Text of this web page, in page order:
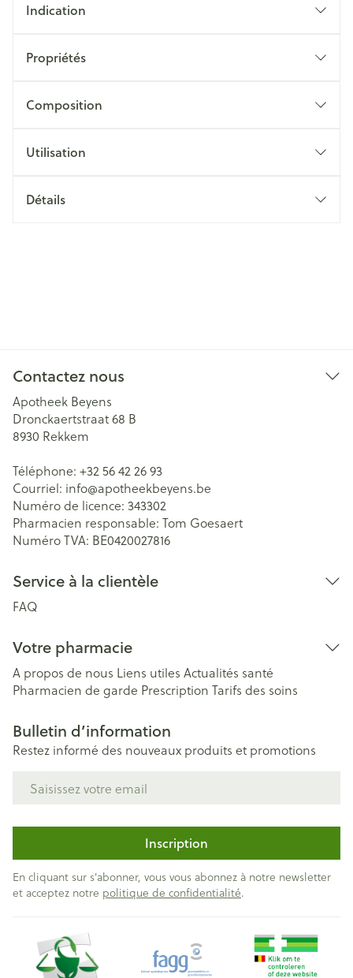
Indication
Propriétés
Composition
Utilisation
Détails
Contactez nous
Apotheek Beyens
Dronckaertstraat 68 B
8930 Rekkem
Téléphone: +32 56 42 26 93
Courriel: info@apotheekbeyens.be
Numéro de licence: 343302
Pharmacien responsable: Tom Goesaert
Numéro TVA: BE0420027816
Service à la clientèle
FAQ
Votre pharmacie
A propos de nous Liens utiles Actualités santé
Pharmacien de garde Prescription Tarifs des soins
Bulletin d’information
Restez informé des nouveaux produits et promotions
Inscription
En cliquant sur s'abonner, vous vous abonnez à notre newsletter
et acceptez notre politique de confidentialité.